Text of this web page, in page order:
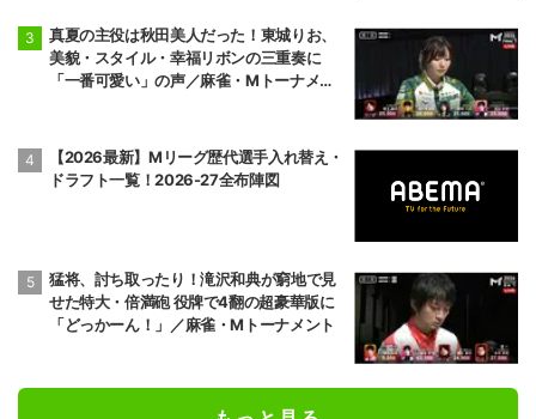
真夏の主役は秋田美人だった！東城りお、
美貌・スタイル・幸福リボンの三重奏に
「一番可愛い」の声／麻雀・Mトーナメン
【2026最新】Mリーグ歴代選手入れ替え・
ドラフト一覧！2026-27全布陣図
猛将、討ち取ったり！滝沢和典が窮地で見
せた特大・倍満砲 役牌で4翻の超豪華版に
「どっかーん！」／麻雀・Mトーナメント